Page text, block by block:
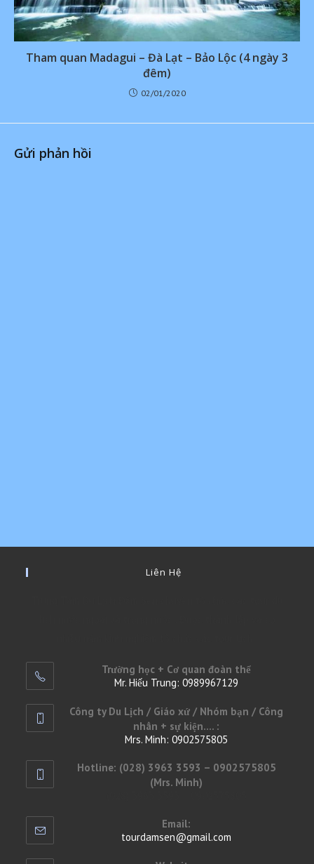
Tham quan Madagui – Đà Lạt – Bảo Lộc (4 ngày 3
đêm)
02/01/2020
Gửi phản hồi
Liên Hệ
Trường học + Cơ quan đoàn thể
Mr. Hiếu Trung: 0989967129
Công ty Du Lịch / Giáo xứ / Nhóm bạn / Công
nhân + sự kiện.... :
Mrs. Minh: 0902575805
Hotline: (028) 3963 3593 – 0902575805
(Mrs. Minh)
Email:
tourdamsen@gmail.com